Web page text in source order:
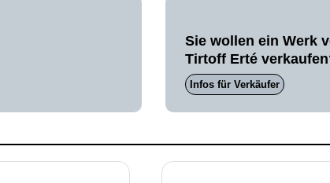
Sie wollen ein Werk
Tirtoff Erté
Infos für Verkäufer